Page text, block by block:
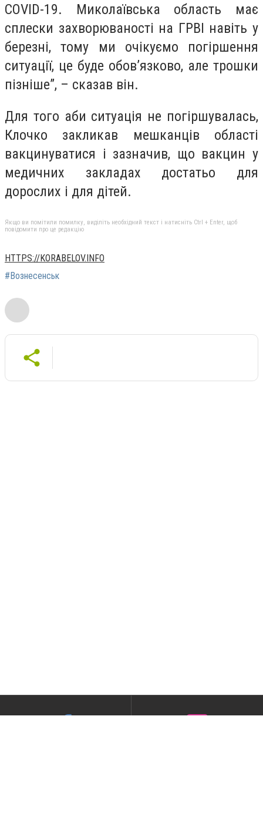
COVID-19. Миколаївська область має
сплески захворюваності на ГРВІ навіть у
березні, тому ми очікуємо погіршення
ситуації, це буде обов’язково, але трошки
пізніше”, – сказав він.
Для того аби ситуація не погіршувалась,
Клочко закликав мешканців області
вакцинуватися і зазначив, що вакцин у
медичних закладах достатьо для
дорослих і для дітей.
Якщо ви помітили помилку, виділіть необхідний текст і натисніть Ctrl + Enter, щоб
повідомити про це редакцію
HTTPS://KORABELOV.INFO
#Вознесенськ